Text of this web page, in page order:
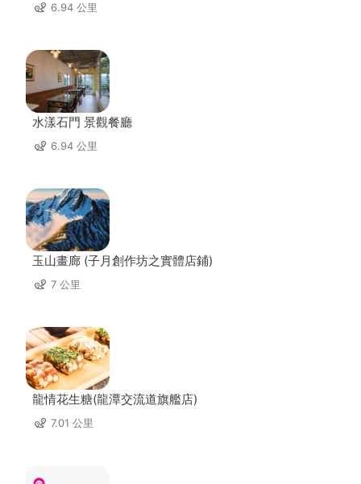
6.94 公里
水漾石門 景觀餐廳
6.94 公里
玉山畫廊 (子月創作坊之實體店鋪)
7 公里
龍情花生糖(龍潭交流道旗艦店)
7.01 公里